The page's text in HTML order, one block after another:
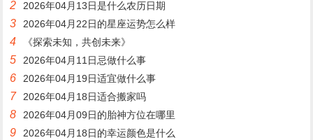
2 2026年04月13日是什么农历日期
3 2026年04月22日的星座运势怎么样
4 《探索未知，共创未来》
5 2026年04月11日忌做什么事
6 2026年04月19日适宜做什么事
7 2026年04月18日适合搬家吗
8 2026年04月09日的胎神方位在哪里
9 2026年04月18日的幸运颜色是什么